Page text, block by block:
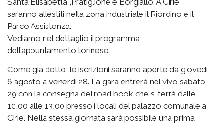
saranno allestiti nella zona industriale il Riordino e il
Parco Assistenza.
Vediamo nel dettaglio il programma
dell’appuntamento torinese.
Come già detto, le iscrizioni saranno aperte da giovedì
6 agosto a venerdì 28. La gara entrerà nel vivo sabato
29 con la consegna del road book che si terrà dalle
10,00 alle 13,00 presso i locali del palazzo comunale a
Ciriè. Nella stessa giornata sarà possibile una prima